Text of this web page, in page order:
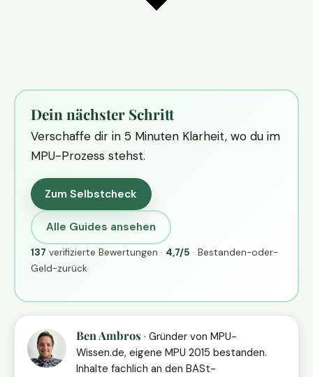
Dein nächster Schritt
Verschaffe dir in 5 Minuten Klarheit, wo du im
MPU-Prozess stehst.
Zum Selbstcheck
Alle Guides ansehen
137 verifizierte Bewertungen · 4,7/5 · Bestanden-oder-
Geld-zurück
Ben Ambros · Gründer von MPU-
Wissen.de, eigene MPU 2015 bestanden.
Inhalte fachlich an den BASt-